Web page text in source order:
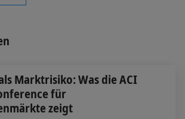
Marktrisiko: Was die ACI
für
zeigt